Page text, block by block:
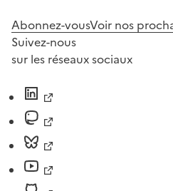
Abonnez-vousVoir nos
Suivez-nous
sur les réseaux sociaux